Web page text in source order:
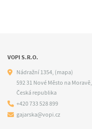
VOPI S.R.O.
Nádražní 1354, (mapa)
592 31 Nové Město na Moravě,
Česká republika
+420 733 528 899
gajarska@vopi.cz